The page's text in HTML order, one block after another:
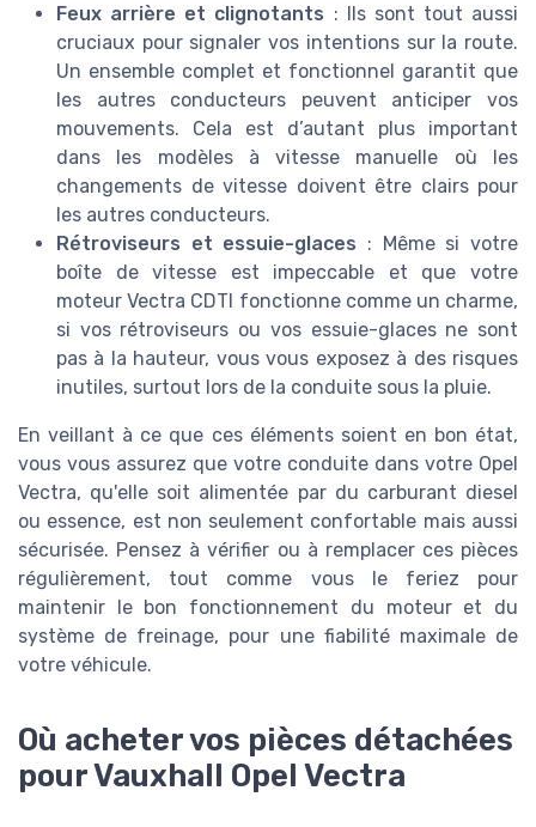
Feux arrière et clignotants : Ils sont tout aussi
cruciaux pour signaler vos intentions sur la route.
Un ensemble complet et fonctionnel garantit que
les autres conducteurs peuvent anticiper vos
mouvements. Cela est d’autant plus important
dans les modèles à vitesse manuelle où les
changements de vitesse doivent être clairs pour
les autres conducteurs.
Rétroviseurs et essuie-glaces : Même si votre
boîte de vitesse est impeccable et que votre
moteur Vectra CDTI fonctionne comme un charme,
si vos rétroviseurs ou vos essuie-glaces ne sont
pas à la hauteur, vous vous exposez à des risques
inutiles, surtout lors de la conduite sous la pluie.
En veillant à ce que ces éléments soient en bon état,
vous vous assurez que votre conduite dans votre Opel
Vectra, qu'elle soit alimentée par du carburant diesel
ou essence, est non seulement confortable mais aussi
sécurisée. Pensez à vérifier ou à remplacer ces pièces
régulièrement, tout comme vous le feriez pour
maintenir le bon fonctionnement du moteur et du
système de freinage, pour une fiabilité maximale de
votre véhicule.
Où acheter vos pièces détachées
pour Vauxhall Opel Vectra